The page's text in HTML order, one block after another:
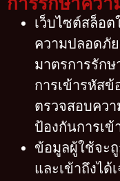
เว็บไซต์สล็อ
ความปลอดภั
มาตรการรัก
การเข้ารหัสข้
ตรวจสอบคว
ป้องกันการเ
ข้อมูลผู้ใช้จะถู
และเข้าถึงได้